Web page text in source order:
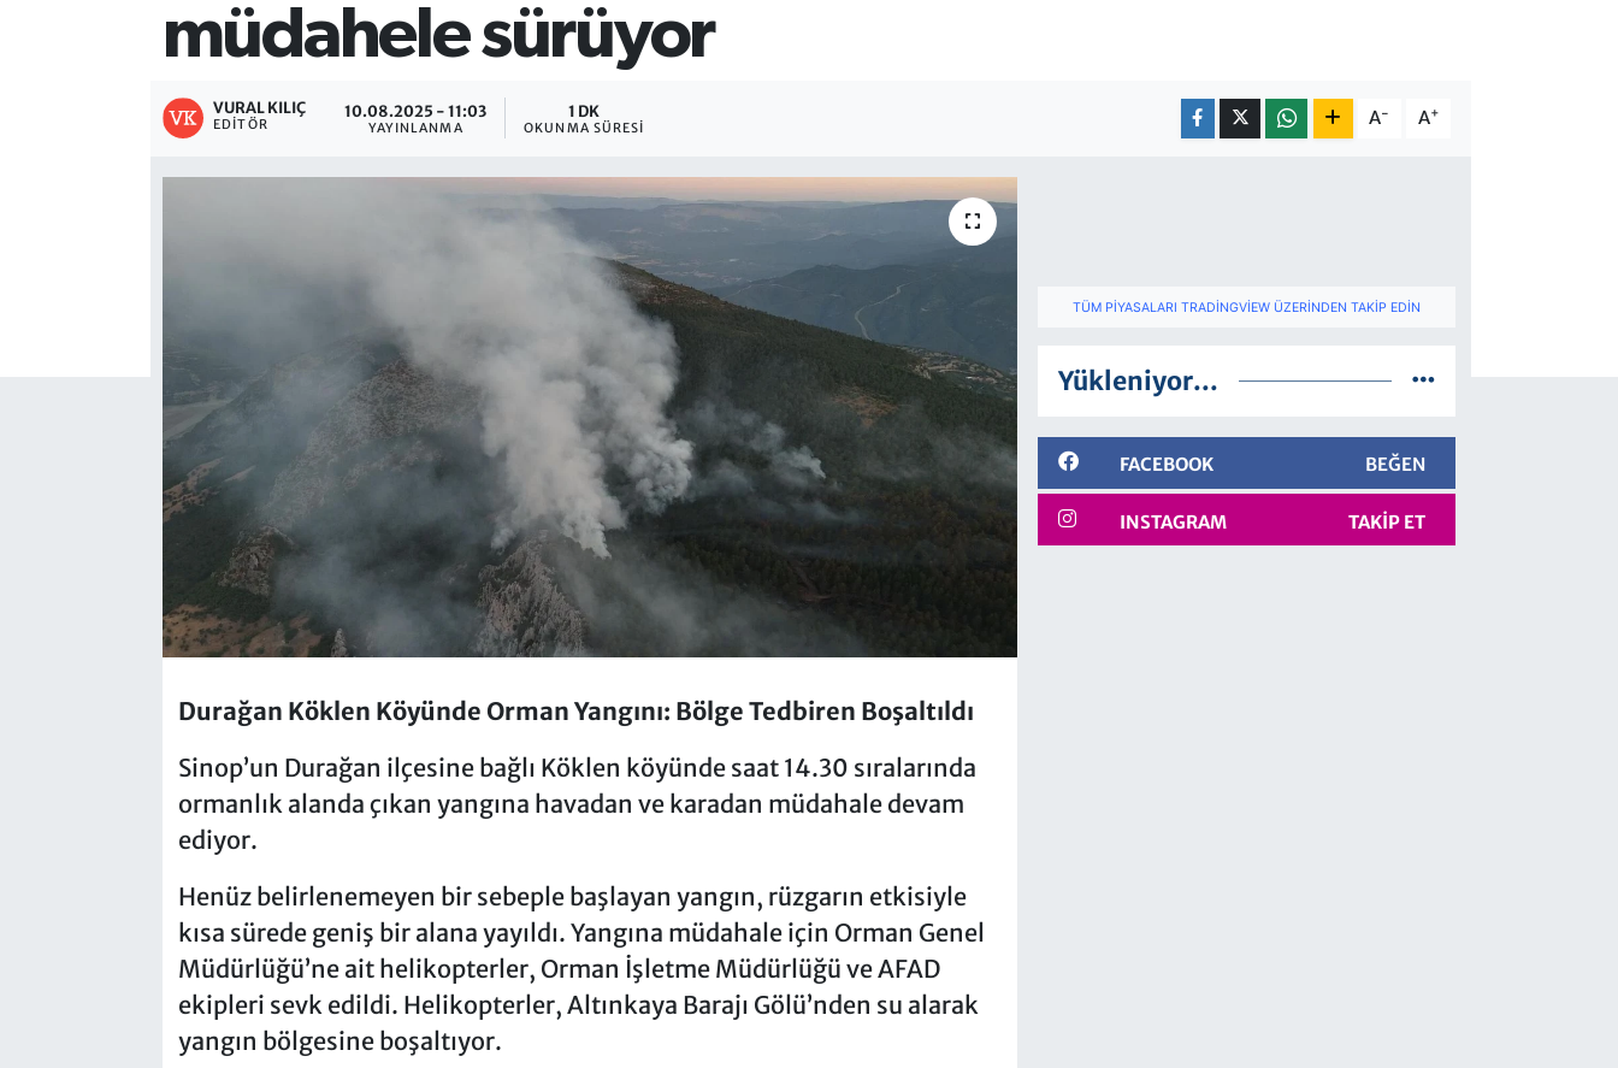
müdahele sürüyor
VURAL KILIÇ
EDITÖR
10.08.2025 - 11:03
YAYINLANMA
1 DK
OKUNMA SÜRESI A- A+
Durağan Köklen Köyünde Orman Yangını: Bölge Tedbiren Boşaltıldı
Sinop’un Durağan ilçesine bağlı Köklen köyünde saat 14.30 sıralarında
ormanlık alanda çıkan yangına havadan ve karadan müdahale devam
ediyor.
Henüz belirlenemeyen bir sebeple başlayan yangın, rüzgarın etkisiyle
kısa sürede geniş bir alana yayıldı. Yangına müdahale için Orman Genel
Müdürlüğü’ne ait helikopterler, Orman İşletme Müdürlüğü ve AFAD
ekipleri sevk edildi. Helikopterler, Altınkaya Barajı Gölü’nden su alarak
yangın bölgesine boşaltıyor.
TÜM PIYASALARI TRADINGVIEW ÜZERINDEN TAKIP EDIN
Yükleniyor...
FACEBOOK BEĞEN
INSTAGRAM TAKIP ET